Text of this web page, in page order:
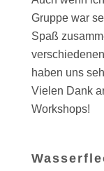
Gruppe war
Spaß
haben uns
Vielen Dank
Workshops!